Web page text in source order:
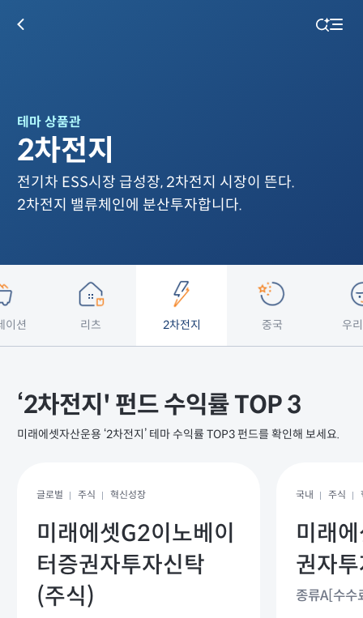
테마 상품관
2차전지
전기차 ESS시장 급성장, 2차전지 시장이 뜬다.
2차전지 밸류체인에 분산투자합니다.
이션 리츠 2차전지 중국 우
‘2차전지' 펀드 수익률 TOP 3
미래에셋자산운용 ‘2차전지’ 테마 수익률 TOP3 펀드를 확인해 보세요.
글로벌 주식 혁신성장
미래에셋G2이노베이
터증권자투자신탁
(주식)
국내 주식
미래
권자
종류A[수수